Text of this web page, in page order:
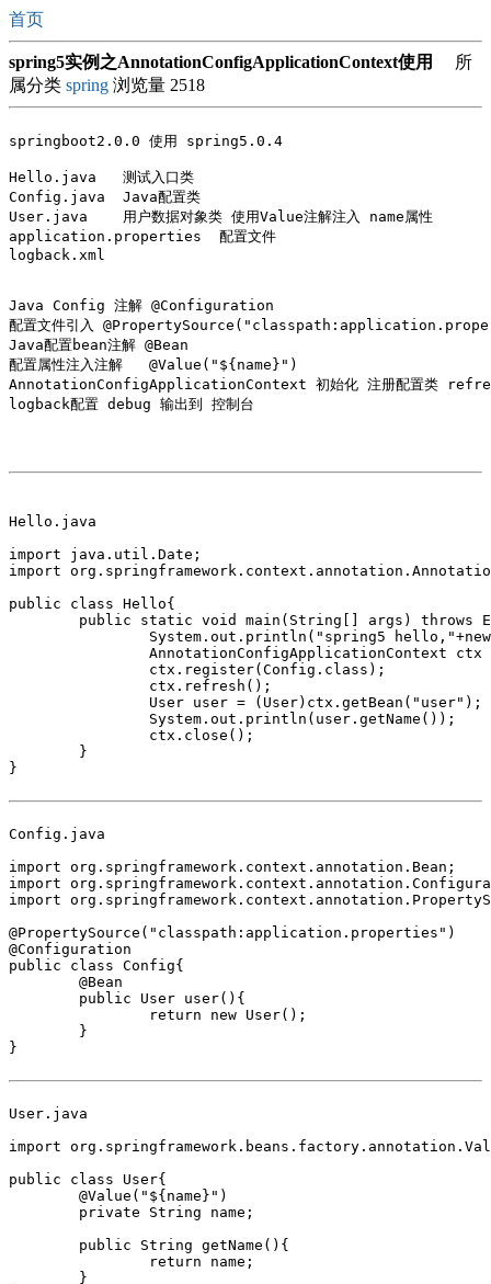
首页
spring5实例之AnnotationConfigApplicationContext使用
所
属分类 spring 浏览量 2518
springboot2.0.0 使用 spring5.0.4
Hello.java   测试入口类
Config.java  Java配置类
User.java    用户数据对象类 使用Value注解注入 name属性
application.properties  配置文件
logback.xml
Java Config 注解 @Configuration
配置文件引入
Java配置bean注解 @Bean
配置属性注入注解 	@Value("${name}")
AnnotationConfigApplicationContext 初始化 注册配置类
logback配置 debug 输出到 控制台
Hello.java
import java.util.Date;
import
public class Hello{
}
Config.java
import org.springframework.context.annotation.Bean;
import
import
@PropertySource("classpath:application.properties")
@Configuration
public class Config{
}
User.java
import
public class User{